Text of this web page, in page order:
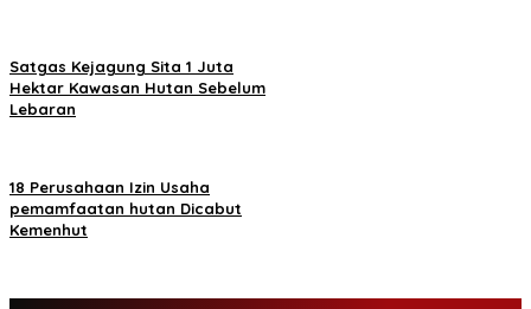
Satgas Kejagung Sita 1 Juta
Hektar Kawasan Hutan Sebelum
Lebaran
18 Perusahaan Izin Usaha
pemamfaatan hutan Dicabut
Kemenhut